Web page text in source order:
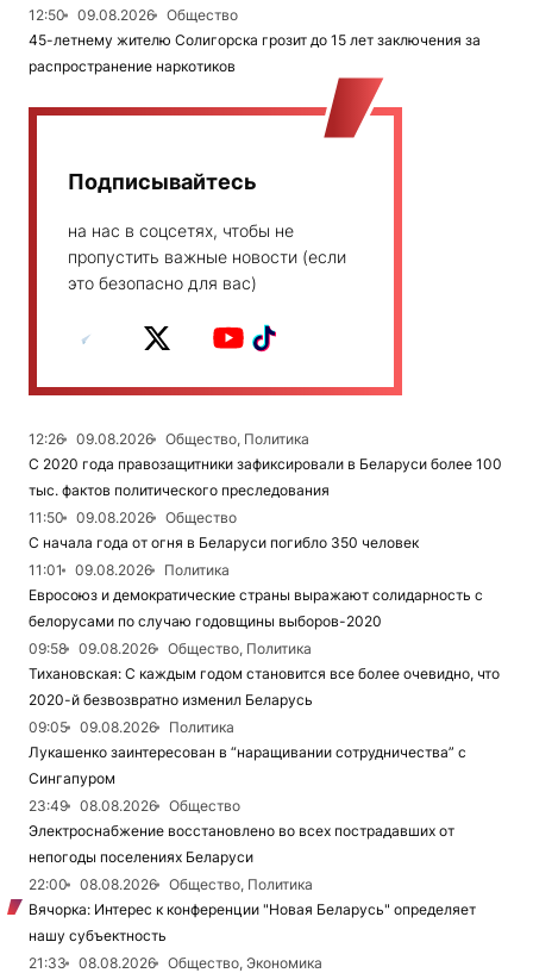
12:50 09.08.2026
Общество
45-летнему жителю Солигорска грозит до 15 лет заключения за
распространение наркотиков
Подписывайтесь
на нас в соцсетях, чтобы не
пропустить важные новости (если
это безопасно для вас)
12:26 09.08.2026
Общество, Политика
С 2020 года правозащитники зафиксировали в Беларуси более 100
тыс. фактов политического преследования
11:50
09.08.2026
Общество
С начала года от огня в Беларуси погибло 350 человек
11:01
09.08.2026
Политика
Евросоюз и демократические страны выражают солидарность с
белорусами по случаю годовщины выборов-2020
09:58
09.08.2026
Общество, Политика
Тихановская: С каждым годом становится все более очевидно, что
2020-й безвозвратно изменил Беларусь
09:05
09.08.2026
Политика
Лукашенко заинтересован в “наращивании сотрудничества” с
Сингапуром
23:49
08.08.2026
Общество
Электроснабжение восстановлено во всех пострадавших от
непогоды поселениях Беларуси
22:00
08.08.2026
Общество, Политика
Вячорка: Интерес к конференции "Новая Беларусь" определяет
нашу субъектность
21:33
08.08.2026
Общество, Экономика